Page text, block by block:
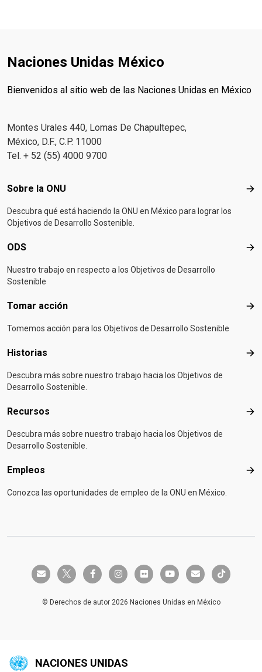
Naciones Unidas México
Bienvenidos al sitio web de las Naciones Unidas en México
Montes Urales 440, Lomas De Chapultepec,
México, D.F., C.P. 11000
Tel. + 52 (55) 4000 9700
Footer menu
Sobre la ONU
Descubra qué está haciendo la ONU en México para lograr los
Objetivos de Desarrollo Sostenible.
ODS
Nuestro trabajo en respecto a los Objetivos de Desarrollo
Sostenible
Tomar acción
Tomemos acción para los Objetivos de Desarrollo Sostenible
Historias
Descubra más sobre nuestro trabajo hacia los Objetivos de
Desarrollo Sostenible.
Recursos
Descubra más sobre nuestro trabajo hacia los Objetivos de
Desarrollo Sostenible.
Empleos
Conozca las oportunidades de empleo de la ONU en México.
envelopetwitter-x facebook-finstagramflickr youtube envelopetiktok
© Derechos de autor 2026 Naciones Unidas en México
NACIONES UNIDAS